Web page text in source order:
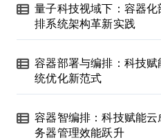
量子科技视域下：容器化
排系统架构革新实践
容器部署与编排：科技赋
统优化新范式
容器智编排：科技赋能云
务器管理效能跃升